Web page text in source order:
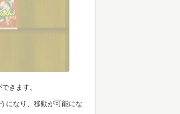
きます。
になり、移動が可能にな